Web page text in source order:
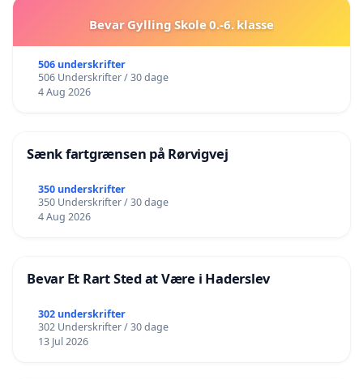
Bevar Gylling Skole 0.-6. klasse
506 underskrifter
506 Underskrifter / 30 dage
4 Aug 2026
Sænk fartgrænsen på Rørvigvej
350 underskrifter
350 Underskrifter / 30 dage
4 Aug 2026
Bevar Et Rart Sted at Være i Haderslev
302 underskrifter
302 Underskrifter / 30 dage
13 Jul 2026